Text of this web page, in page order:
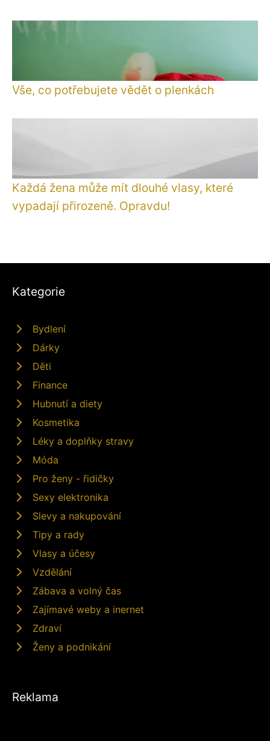
Vše, co potřebujete vědět o plenkách
Každá žena může mít dlouhé vlasy, které
vypadají přirozeně. Opravdu!
Kategorie
Bydlení
Dárky
Děti
Finance
Hubnutí a diety
Kosmetika
Léky a doplňky stravy
Móda
Pro ženy - řidičky
Sexy elektronika
Slevy a nakupování
Tipy a rady
Vlasy a účesy
Vzdělání
Zábava a volný čas
Zajímavé weby a inernet
Zdraví
Ženy a podnikání
Reklama